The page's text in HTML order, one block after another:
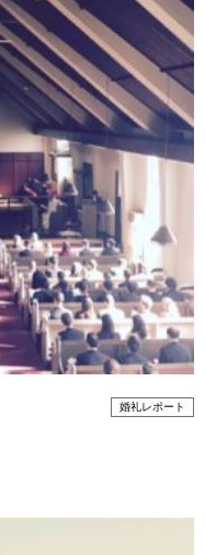
婚礼レポート